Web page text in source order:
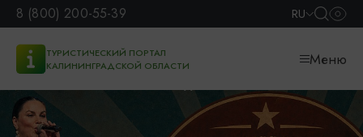
8 (800) 200-55-39 RU
ТУРИСТИЧЕСКИЙ ПОРТАЛ
КАЛИНИНГРАДСКОЙ ОБЛАСТИ
Меню